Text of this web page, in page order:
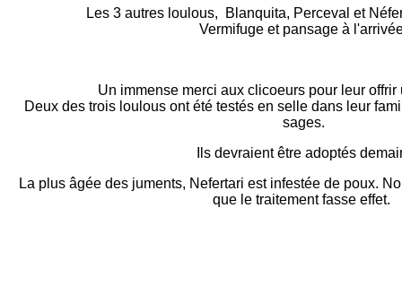
Les 3 autres loulous, Blanquita, Perceval et
Vermifuge et pansage à
Un immense merci aux clicoeurs pour leur
Deux des trois loulous ont été testés en selle dans leur
sages.
Ils devraient être adoptés
La plus âgée des juments, Nefertari est infestée de poux.
que le traitement fasse effet.